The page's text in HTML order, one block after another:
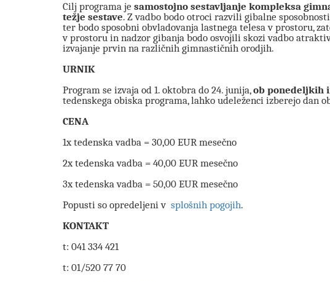
Cilj programa je samostojno sestavljanje kompleksa
težje sestave. Z vadbo bodo otroci razvili gibalne
ter bodo sposobni obvladovanja lastnega telesa v prostoru,
v prostoru in nadzor gibanja bodo osvojili skozi vadbo
izvajanje prvin na različnih gimnastičnih orodjih.
URNIK
Program se izvaja od 1. oktobra do 24. junija,ob ponedeljkih
tedenskega obiska programa, lahko udeleženci izberejo dan
CENA
1x tedenska vadba = 30,00 EUR mesečno
2x tedenska vadba = 40,00 EUR mesečno
3x tedenska vadba = 50,00 EUR mesečno
Popusti so opredeljeni v splošnih pogojih.
KONTAKT
t: 041 334 421
t: 01/520 77 70